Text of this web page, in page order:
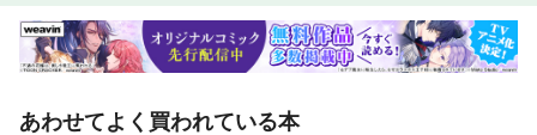
あわせてよく買われている本